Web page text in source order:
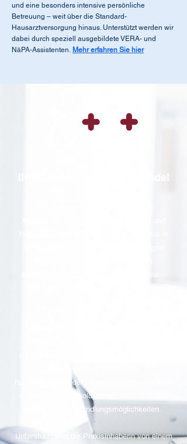
und eine besonders intensive persönliche
Betreuung – weit über die Standard-
Hausarztversorgung hinaus. Unterstützt werden wir
dabei durch speziell ausgebildete VERA- und
NäPA-Assistenten. Mehr erfahren Sie hier
Nach Abschluss der Umbauarbeiten ziehen wir
vollständig nach Holdenstedt um und bieten
dort optimale Behandlungsmöglichkeiten.
Unterstützt wird die Praxisinhaberin von einem